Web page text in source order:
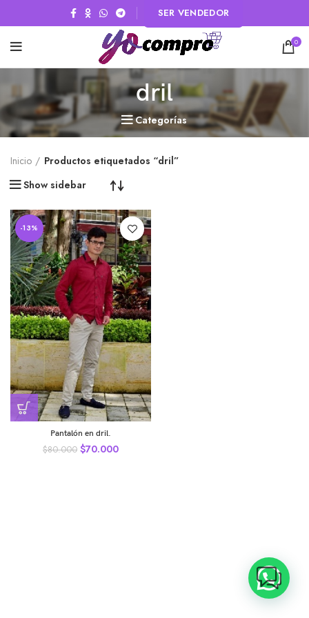
SER VENDEDOR
0
dril
Categorías
Inicio
Productos etiquetados “dril”
Show sidebar
-13%
Pantalón en dril.
$80.000 $70.000